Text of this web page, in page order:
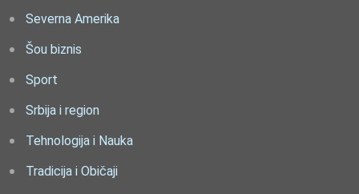
Severna Amerika
Šou biznis
Sport
Srbija i region
Tehnologija i Nauka
Tradicija i Običaji